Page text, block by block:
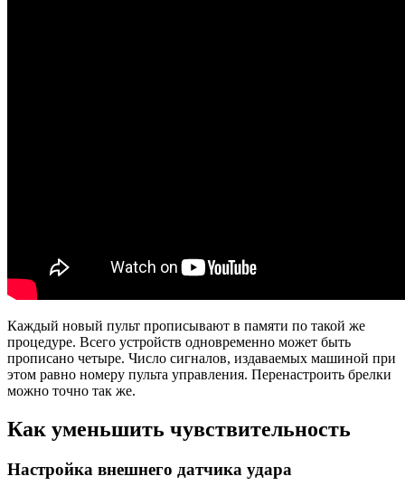
Каждый новый пульт прописывают в памяти по такой же
процедуре. Всего устройств одновременно может быть
прописано четыре. Число сигналов, издаваемых машиной при
этом равно номеру пульта управления. Перенастроить брелки
можно точно так же.
Как уменьшить чувствительность
Настройка внешнего датчика удара